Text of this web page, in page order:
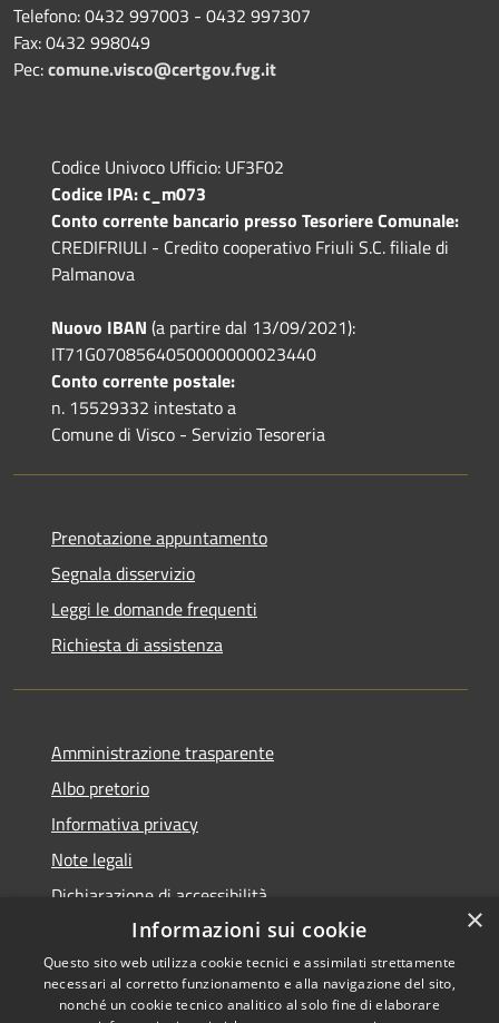
Telefono: 0432 997003 - 0432 997307
Fax: 0432 998049
Pec:comune.visco@certgov.fvg.it
Codice Univoco Ufficio: UF3F02
Codice IPA: c_m073
Conto corrente bancario presso Tesoriere Comunale:
CREDIFRIULI - Credito cooperativo Friuli S.C. filiale di
Palmanova
Nuovo IBAN (a partire dal 13/09/2021):
IT71G0708564050000000023440
Conto corrente postale:
n. 15529332 intestato a
Comune di Visco - Servizio Tesoreria
Prenotazione appuntamento
Segnala disservizio
Leggi le domande frequenti
Richiesta di assistenza
Amministrazione trasparente
Albo pretorio
Informativa privacy
Note legali
Dichiarazione di accessibilità
Copyright © 2026 • Comune di
×
Informazioni sui cookie
Questo sito web utilizza cookie tecnici e assimilati strettamente
necessari al corretto funzionamento e alla navigazione del sito,
nonché un cookie tecnico analitico al solo fine di elaborare